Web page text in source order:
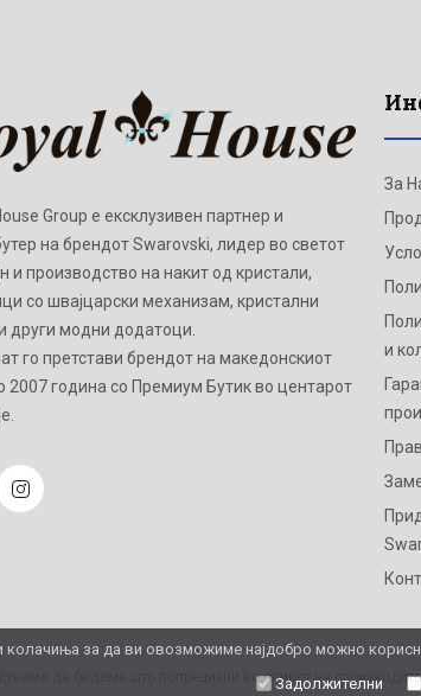
колачиња за да ви овозможиме најдобро можно
Задолжителни
Group е ексклузивен партнер и
на брендот Swarovski, лидер во светот
и производство на накит од кристали,
со швајцарски механизам, кристални
други модни додатоци.
го претстави брендот на македонскиот
2007 година со Премиум Бутик во центарот
За
и
да бидеме што попрецизни во описот на